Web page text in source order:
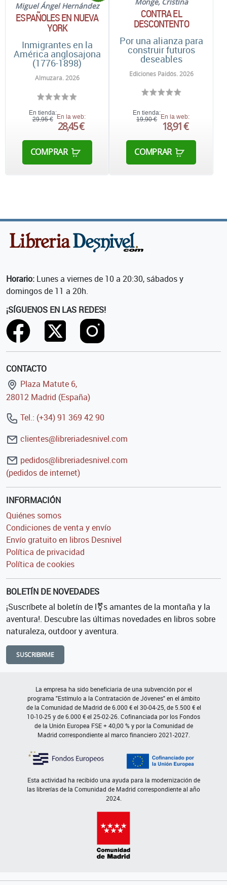
Miguel Ángel Hernández
ESPAÑOLES EN NUEVA
YORK
Inmigrantes en la
América anglosajona
(1776-1898)
Almuzara. 2026
En tienda:
29,95 € En la web:
28,45 €
COMPRAR
CONTRA EL
DESCONTENTO
Por una alianza para
construir futuros
deseables
Ediciones Paidós. 2026
En tienda:
19,90 €
En la web:
18,91 €
COMPRAR
Horario: Lunes a viernes de 10 a 20:30, sábados y
domingos de 11 a 20h.
¡SÍGUENOS EN LAS REDES!
CONTACTO
Plaza Matute 6,
28012 Madrid (España)
Tel.: (+34) 91 369 42 90
clientes@libreriadesnivel.com
pedidos@libreriadesnivel.com
(pedidos de internet)
INFORMACIÓN
Quiénes somos
Condiciones de venta y envío
Envío gratuito en libros Desnivel
Política de privacidad
Política de cookies
BOLETÍN DE NOVEDADES
¡Suscríbete al boletín de l⚧s amantes de la montaña y la
aventura!. Descubre las últimas novedades en libros sobre
naturaleza, outdoor y aventura.
SUSCRIBIRME
La empresa ha sido beneficiaria de una subvención por el
programa "Estímulo a la Contratación de Jóvenes" en el ámbito
de la Comunidad de Madrid de 6.000 € el 30-04-25, de 5.500 € el
10-10-25 y de 6.000 € el 25-02-26. Cofinanciada por los Fondos
de la Unión Europea FSE + 40,00 % y por la Comunidad de
Madrid correspondiente al marco financiero 2021-2027.
Esta actividad ha recibido una ayuda para la modernización de
las librerías de la Comunidad de Madrid correspondiente al año
2024.